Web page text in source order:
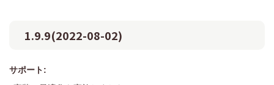
1.9.9(2022-08-02)
サポート: